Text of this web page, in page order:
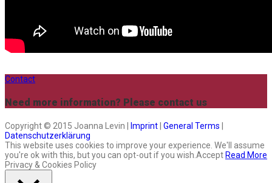
Contact
Need more information? Please contact us
Copyright © 2015 Joanna Levin | Imprint General Terms
Datenschutzerklärung
This website uses cookies to improve your experience. We'll assume
you're ok with this, but you can opt-out if you wish.Accept Read More
Privacy & Cookies Policy